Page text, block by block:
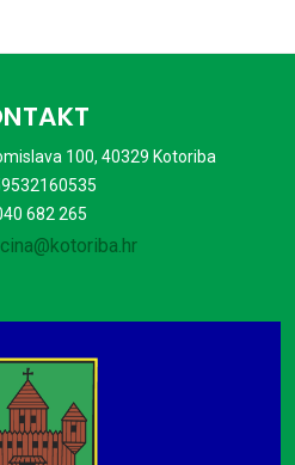
100, 40329 Kotoriba
682 265